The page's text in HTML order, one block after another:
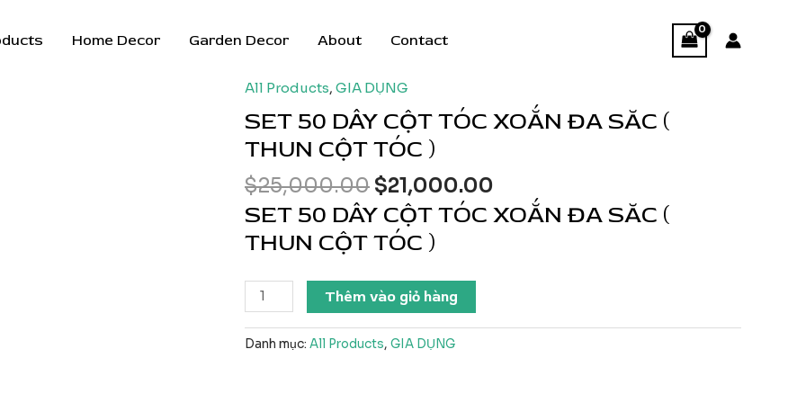
Home Decor Garden Decor About Contact
All Products, GIA DỤNG
SET 50 DÂY CỘT TÓC XOẮN ĐA SĂC (
THUN CỘT TÓC )
$25,000.00 Giá
gốc
là:
$25,000.00.
$21,000.00
hiện
tại
SET 50 DÂY CỘT TÓC XOẮN ĐA SĂC (
THUN CỘT TÓC )
SET
50
DÂY
Thêm vào giỏ hàng
Danh mục: All Products, GIA DỤNG